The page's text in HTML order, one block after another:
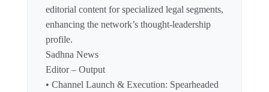
editorial content for specialized legal segments,
enhancing the network’s thought-leadership
profile.
Sadhna News
Editor – Output
• Channel Launch & Execution: Spearheaded